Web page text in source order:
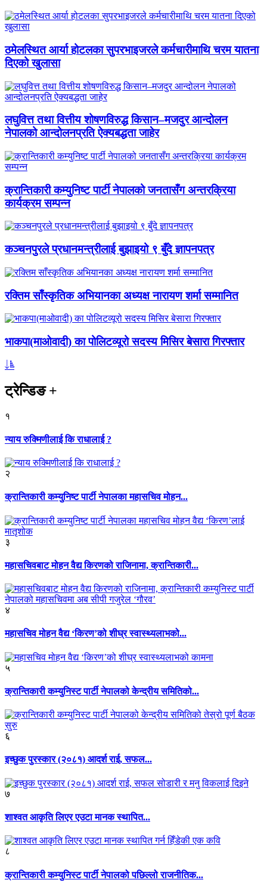
ठमेलस्थित आर्या होटलका सुपरभाइजरले कर्मचारीमाथि चरम यातना
दिएको खुलासा
लघुवित्त तथा वित्तीय शोषणविरुद्ध किसान–मजदुर आन्दोलन
नेपालको आन्दोलनप्रति ऐक्यबद्धता जाहेर
क्रान्तिकारी कम्युनिष्ट पार्टी नेपालको जनतासँग अन्तरक्रिया
कार्यक्रम सम्पन्न
कञ्चनपुरले प्रधानमन्त्रीलाई बुझाइयो ९ बुँदे ज्ञापनपत्र
रक्तिम साँस्कृतिक अभियानका अध्यक्ष नारायण शर्मा सम्मानित
भाकपा(माओवादी) का पोलिटव्यूरो सदस्य मिसिर बेसारा गिरफ्तार
ट्रेन्डिङ+
१
न्याय रुक्मिणीलाई कि राधालाई ?
२
क्रान्तिकारी कम्युनिष्ट पार्टी नेपालका महासचिव मोहन...
३
महासचिवबाट मोहन वैद्य किरणको राजिनामा, क्रान्तिकारी...
४
महासचिव मोहन वैद्य ‘किरण’को शीघ्र स्वास्थ्यलाभको...
५
क्रान्तिकारी कम्युनिस्ट पार्टी नेपालको केन्द्रीय समितिको...
६
इच्छुक पुरस्कार (२०८१) आदर्श राई, सफल...
७
शाश्वत आकृति लिएर एउटा मानक स्थापित...
८
क्रान्तिकारी कम्युनिस्ट पार्टी नेपालको पछिल्लो राजनीतिक...